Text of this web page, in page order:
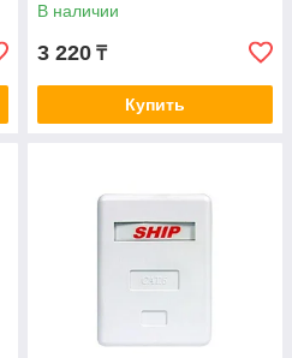
В наличии
3 220 ₸
Купить